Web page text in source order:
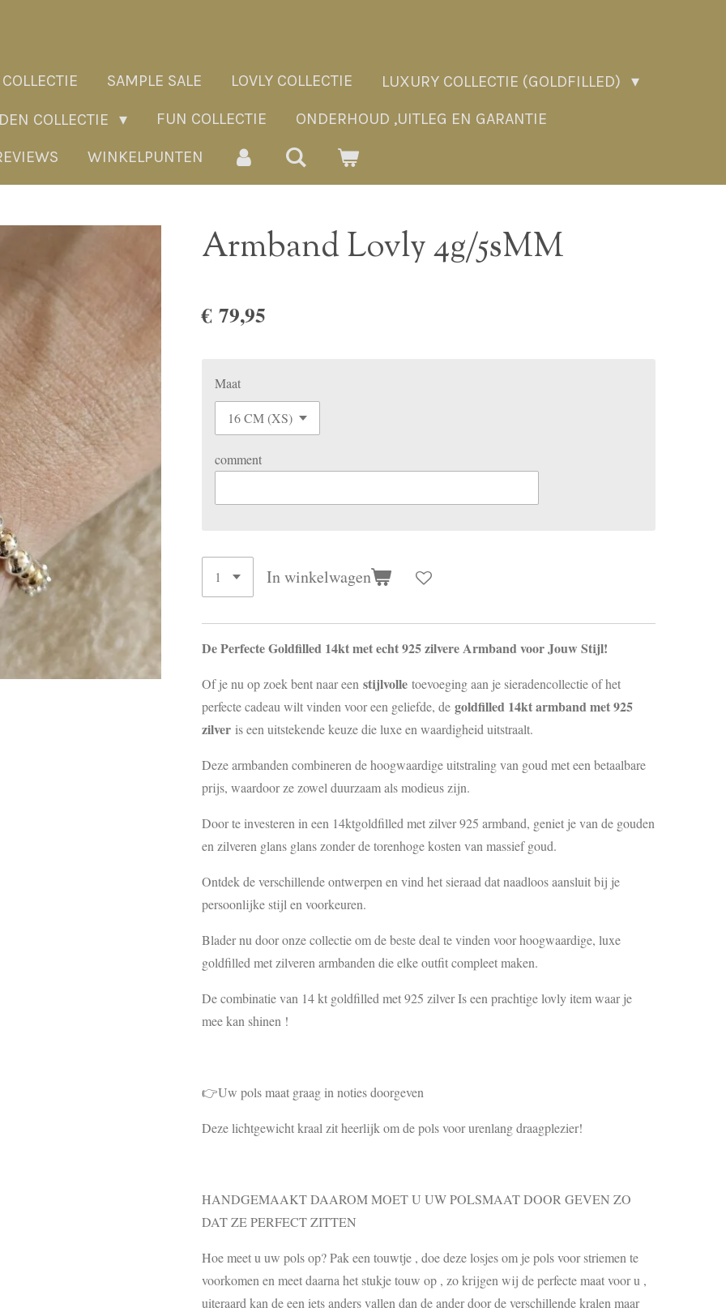
SAMPLE SALE LOVLY COLLECTIE LUXURY COLLECTIE (GOLDFILLED)
COLLECTIE FUN COLLECTIE ONDERHOUD ,UITLEG EN GARANTIE
WINKELPUNTEN
Armband Lovly 4g/5sMM
€ 79,95
Maat
comment
In winkelwagen
De Perfecte Goldfilled 14kt met echt 925 zilvere Armband voor Jouw Stijl!
Of je nu op zoek bent naar een stijlvolle toevoeging aan je sieradencollectie of het
perfecte cadeau wilt vinden voor een geliefde, de goldfilled 14kt armband met 925
zilver is een uitstekende keuze die luxe en waardigheid uitstraalt.
Deze armbanden combineren de hoogwaardige uitstraling van goud met een betaalbare
prijs, waardoor ze zowel duurzaam als modieus zijn.
Door te investeren in een 14ktgoldfilled met zilver 925 armband, geniet je van de gouden
en zilveren glans glans zonder de torenhoge kosten van massief goud.
Ontdek de verschillende ontwerpen en vind het sieraad dat naadloos aansluit bij je
persoonlijke stijl en voorkeuren.
Blader nu door onze collectie om de beste deal te vinden voor hoogwaardige, luxe
goldfilled met zilveren armbanden die elke outfit compleet maken.
De combinatie van 14 kt goldfilled met 925 zilver Is een prachtige lovly item waar je
mee kan shinen !
👉Uw pols maat graag in noties doorgeven
Deze lichtgewicht kraal zit heerlijk om de pols voor urenlang draagplezier!
HANDGEMAAKT DAAROM MOET U UW POLSMAAT DOOR GEVEN ZO
DAT ZE PERFECT ZITTEN
Hoe meet u uw pols op? Pak een touwtje , doe deze losjes om je pols voor striemen te
voorkomen en meet daarna het stukje touw op , zo krijgen wij de perfecte maat voor u ,
uiteraard kan de een iets anders vallen dan de ander door de verschillende kralen maar